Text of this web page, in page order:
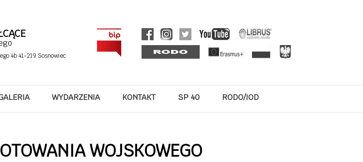
4b 41-219 Sosnowiec
WYDARZENIA KONTAKT SP 40 RODO/IOD
WOJSKOWEGO